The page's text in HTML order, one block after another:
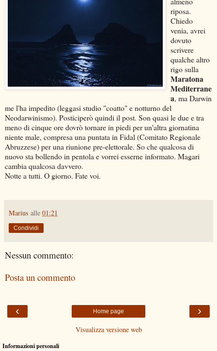
riposa.
Chiedo
venia, avrei
dovuto
scrivere
qualche altro
rigo sulla
Maratona
Mediterrane
a, ma Darwin
me l'ha impedito (leggasi studio "coatto" e notturno del
Neodarwinismo). Posticiperò quindi il post. Son quasi le due e tra
meno di cinque ore dovrò tornare in piedi per un'altra giornatina
niente male, compresa una puntata in Fidal (Comitato Regionale
Abruzzese) per una riunione pre-elettorale. So che qualcosa di
nuovo sta bollendo in pentola e vorrei esserne informato. Magari
cambia qualcosa davvero.
Notte a tutti. O giorno. Fate voi.
Marius alle 01:21
Condividi
Nessun commento:
Posta un commento
‹ ›
Home page
Visualizza versione web
Informazioni personali